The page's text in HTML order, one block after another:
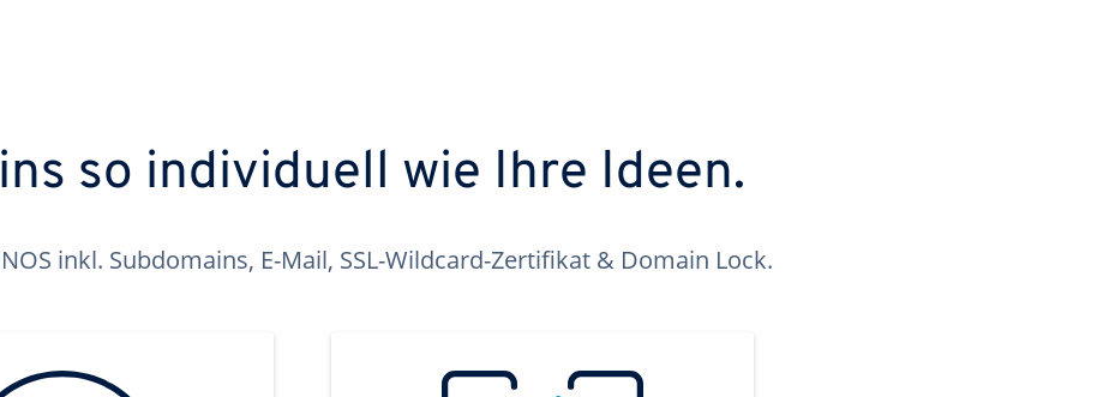
so individuell wie Ihre Ideen.
inkl. Subdomains, E-Mail, SSL-Wildcard-Zertifikat & Domain Lock.